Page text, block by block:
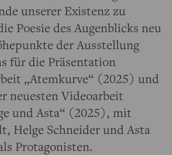
unserer Existenz zu
Poesie des Augenblicks neu
der Ausstellung
für die Präsentation
„Atemkurve“ (2025) und
neuesten Videoarbeit
und Asta“ (2025), mit
Helge Schneider und Asta
Protagonisten.